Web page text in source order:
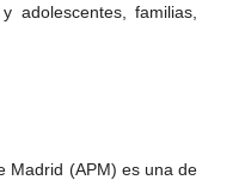
adolescentes, familias,
Madrid (APM) es una de